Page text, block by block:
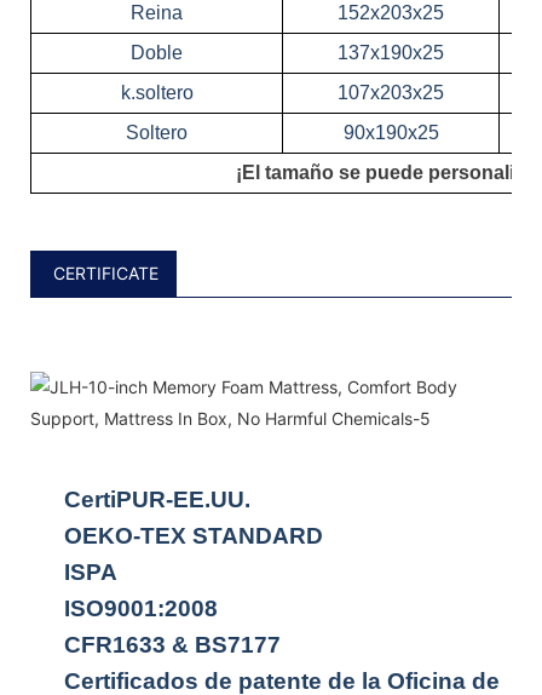
Reina
152x203x25
Doble
137x190x25
k.soltero
107x203x25
Soltero
90x190x25
¡El tamaño se puede
CERTIFICATE
CertiPUR-EE.UU.
OEKO-TEX STANDARD
ISPA
ISO9001:2008
CFR1633 & BS7177
Certificados de patente de la Oficina de